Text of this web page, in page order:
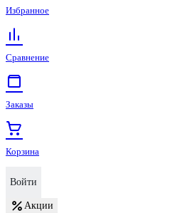
Избранное
Сравнение
Заказы
Корзина
Войти
Акции